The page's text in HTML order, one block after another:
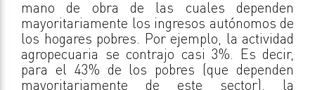
mano de obra de las cuales dependen
mayoritariamente los ingresos autónomos de
los hogares pobres. Por ejemplo, la actividad
agropecuaria se contrajo casi 3%. Es decir,
para el 43% de los pobres (que dependen
mayoritariamente de este sector), la